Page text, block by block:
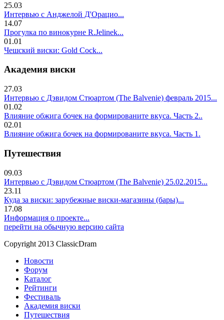
25.03
Интервью с Анджелой Д'Орацио...
14.07
Прогулка по винокурне R.Jelinek...
01.01
Чешский виски: Gold Cock...
Академия виски
27.03
Интервью с Дэвидом Стюартом (The Balvenie) февраль 2015...
01.02
Влияние обжига бочек на формированите вкуса. Часть 2..
02.01
Влияние обжига бочек на формированите вкуса. Часть 1.
Путешествия
09.03
Интервью с Дэвидом Стюартом (The Balvenie) 25.02.2015...
23.11
Куда за виски: зарубежные виски-магазины (бары)...
17.08
Информация о проекте...
перейти на обычную версию сайта
Copyright 2013 ClassicDram
Новости
Форум
Каталог
Рейтинги
Фестиваль
Академия виски
Путешествия